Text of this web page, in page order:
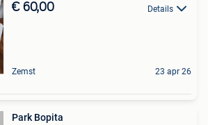
€ 60,00 Details
Zemst 23 apr 26
Park Bopita